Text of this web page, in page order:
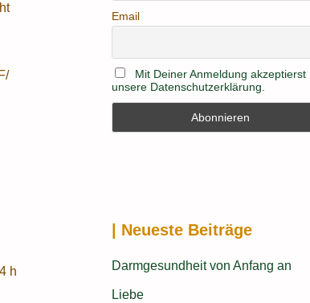
h
Email
Mit Deiner Anmeldung akzeptierst
unsere Datenschutzerklärung.
| Neueste Beiträge
Darmgesundheit von Anfang an
Liebe